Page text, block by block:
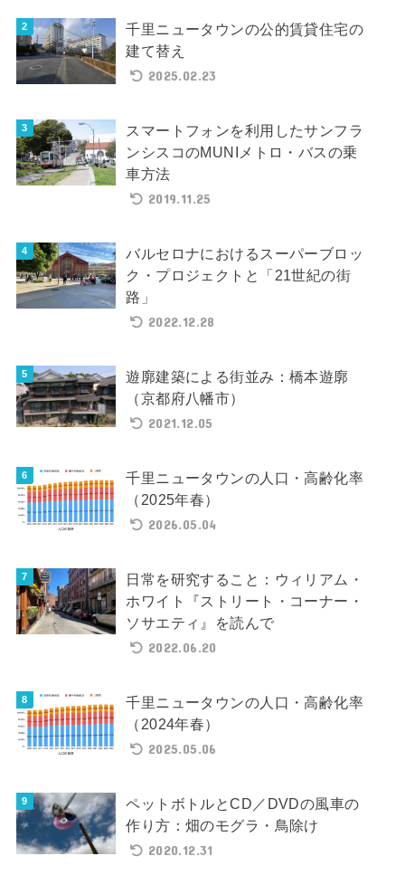
千里ニュータウンの公的賃貸住宅の
建て替え
2025.02.23
スマートフォンを利用したサンフラ
ンシスコのMUNIメトロ・バスの乗
車方法
2019.11.25
バルセロナにおけるスーパーブロッ
ク・プロジェクトと「21世紀の街
路」
2022.12.28
遊廓建築による街並み：橋本遊廓
（京都府八幡市）
2021.12.05
千里ニュータウンの人口・高齢化率
（2025年春）
2026.05.04
日常を研究すること：ウィリアム・
ホワイト『ストリート・コーナー・
ソサエティ』を読んで
2022.06.20
千里ニュータウンの人口・高齢化率
（2024年春）
2025.05.06
ペットボトルとCD／DVDの風車の
作り方：畑のモグラ・鳥除け
2020.12.31